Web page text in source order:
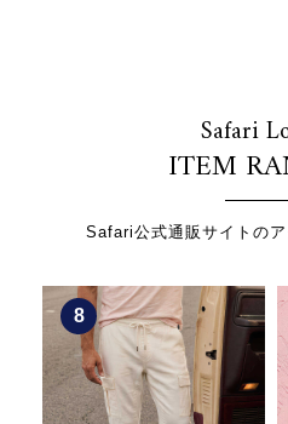
Safari
ITEM
Safari公式通販サイトの
9